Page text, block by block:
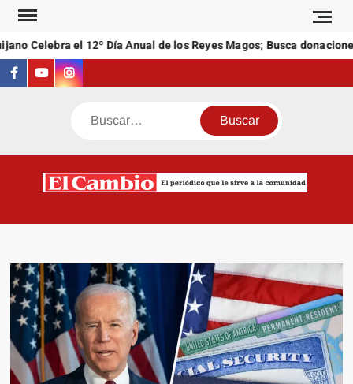
Saltar
contenido
Celebra el 12º Día Anual de los Reyes Magos; Busca
Facebook
YoutubeInstagram
Buscar